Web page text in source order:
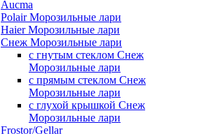
Aucma
Polair Морозильные лари
Haier Морозильные лари
Снеж Морозильные лари
с гнутым стеклом Снеж
Морозильные лари
с прямым стеклом Снеж
Морозильные лари
с глухой крышкой Снеж
Морозильные лари
Frostor/Gellar